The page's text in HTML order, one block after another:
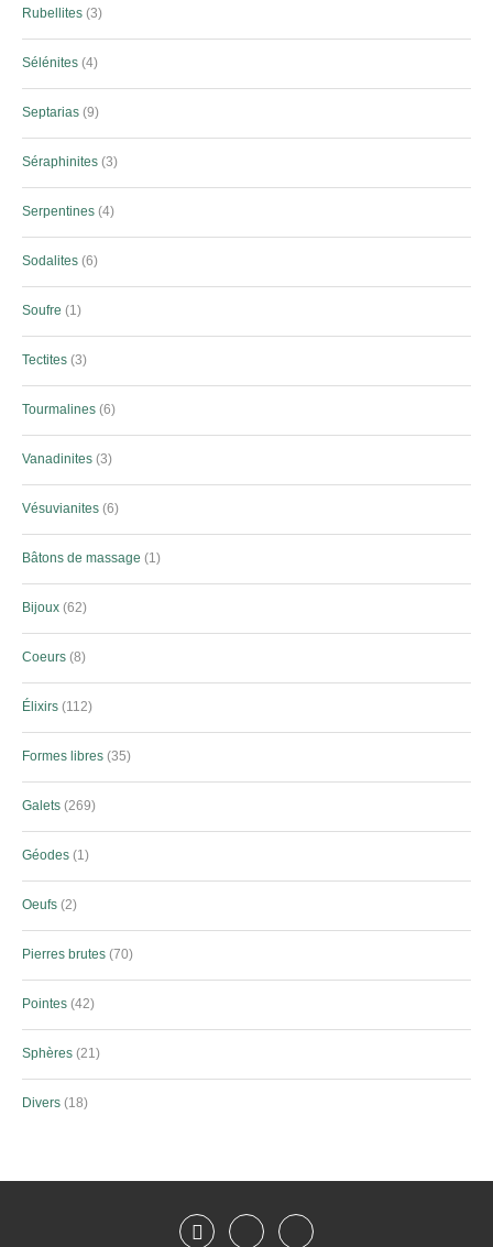
Rubellites 3
Sélénites 4
Septarias 9
Séraphinites 3
Serpentines 4
Sodalites 6
Soufre 1
Tectites 3
Tourmalines 6
Vanadinites 3
Vésuvianites 6
Bâtons de massage 1
Bijoux 62
Coeurs 8
Élixirs 112
Formes libres 35
Galets 269
Géodes 1
Oeufs 2
Pierres brutes 70
Pointes 42
Sphères 21
Divers 18